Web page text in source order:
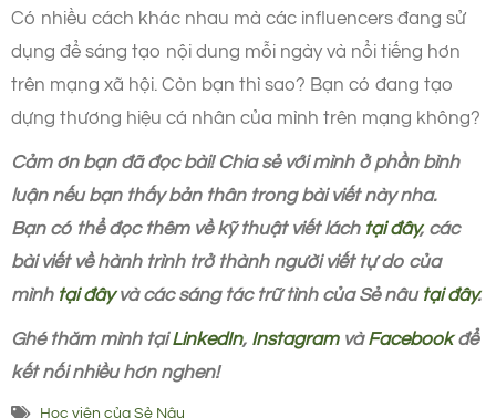
Có nhiều cách khác nhau mà các influencers đang sử
dụng để sáng tạo nội dung mỗi ngày và nổi tiếng hơn
trên mạng xã hội. Còn bạn thì sao? Bạn có đang tạo
dựng thương hiệu cá nhân của mình trên mạng không?
Cảm ơn bạn đã đọc bài! Chia sẻ với mình ở phần bình
luận nếu bạn thấy bản thân trong bài viết này nha.
Bạn có thể đọc thêm về kỹ thuật viết lách tại đây, các
bài viết về hành trình trở thành người viết tự do của
mình tại đâyvà các sáng tác trữ tình của Sẻ nâu tại đây.
Ghé thăm mình tạiLinkedIn, InstagramvàFacebookđể
kết nối nhiều hơn nghen!
Học viên của Sẻ Nâu